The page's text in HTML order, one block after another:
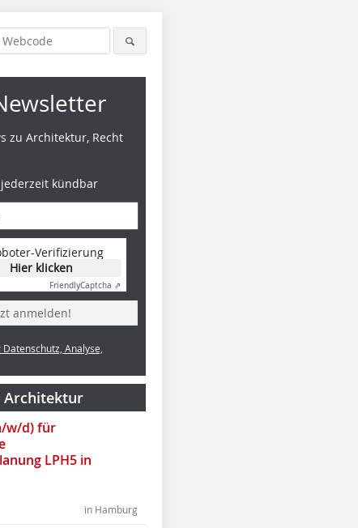
zu Architektur, Recht
kündbar
Verifizierung
Hier klicken
FriendlyCaptcha ⇗
anmelden!
Analyse,
Architektur
w/d) für
LPH5 in
in Hamburg